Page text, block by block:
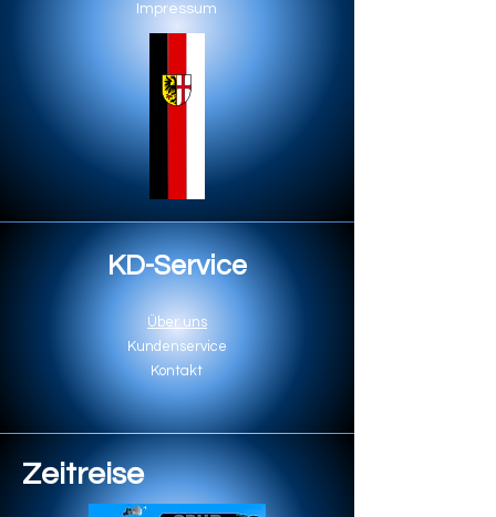
Impressum
KD-Service
Über uns
Kundenservice
Kontakt
Zeitreise